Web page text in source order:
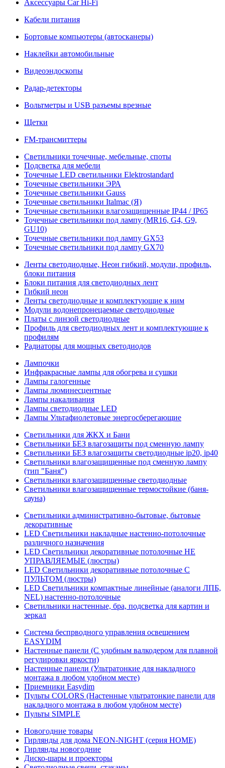
Аксессуары Car Hi-Fi
Кабели питания
Бортовые компьютеры (автосканеры)
Наклейки автомобильные
Видеоэндоскопы
Радар-детекторы
Вольтметры и USB разъемы врезные
Щетки
FM-трансмиттеры
Светильники точечные, мебельные, споты
Подсветка для мебели
Точечные LED светильники Elektrostandard
Точечные светильники ЭРА
Точечные светильники Gauss
Точечные светильники Italmac (Я)
Точечные светильники влагозащищенные IP44 / IP65
Точечные светильники под лампу (MR16, G4, G9,
GU10)
Точечные светильники под лампу GX53
Точечные светильники под лампу GX70
Ленты светодиодные, Неон гибкий, модули, профиль,
блоки питания
Блоки питания для светодиодных лент
Гибкий неон
Ленты светодиодные и комплектующие к ним
Модули водонепронецаемые светодиодные
Платы с линзой светодиодные
Профиль для светодиодных лент и комплектующие к
профилям
Радиаторы для мощных светодиодов
Лампочки
Инфракрасные лампы для обогрева и сушки
Лампы галогенные
Лампы люминесцентные
Лампы накаливания
Лампы светодиодные LED
Лампы Ультафиолетовые энергосберегающие
Светильники для ЖКХ и Бани
Светильники БЕЗ влагозащиты под сменную лампу
Светильники БЕЗ влагозащиты светодиодные ip20, ip40
Светильники влагозащищенные под сменную лампу
(тип "Баня")
Светильники влагозащищенные светодиодные
Светильники влагозащищенные термостойкие (баня-
сауна)
Светильники административно-бытовые, бытовые
декоративные
LED Cветильники накладные настенно-потолочные
различного назначения
LED Светильники декоративные потолочные НЕ
УПРАВЛЯЕМЫЕ (люстры)
LED Светильники декоративные потолочные С
ПУЛЬТОМ (люстры)
LED Светильники компактные линейные (аналоги ЛПБ,
NEL) настенно-потолочные
Светильники настенные, бра, подсветка для картин и
зеркал
Система беспрводного управления освещением
EASYDIM
Настенные панели (С удобным валкодером для плавной
регулировки яркости)
Настенные панели (Ультратонкие для накладного
монтажа в любом удобном месте)
Приемники Easydim
Пульты COLORS (Настенные ультратонкие панели для
накладного монтажа в любом удобном месте)
Пульты SIMPLE
Новогодние товары
Гирлянды для дома NEON-NIGHT (серия HOME)
Гирлянды новогодние
Диско-шары и проекторы